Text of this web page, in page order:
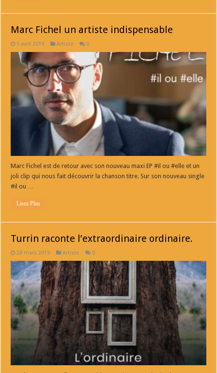
Marc Fichel un artiste indispensable
5 avril 2019 Artiste 0
Marc Fichel est de retour avec son nouveau maxi EP #il ou #elle et un
joli clip qui nous fait découvrir la chanson titre. Sur son nouveau single
#il ou …
Lisez Plus
Turrin raconte l’extraordinaire ordinaire.
28 mars 2019 Artiste 0